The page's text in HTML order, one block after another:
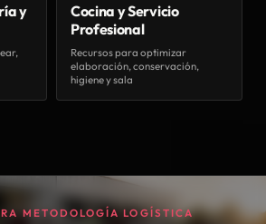
y
Cocina y Servicio
Profesional
Recursos para optimizar
elaboración, conservación,
higiene y sala
METODOLOGÍA LOGÍSTICA